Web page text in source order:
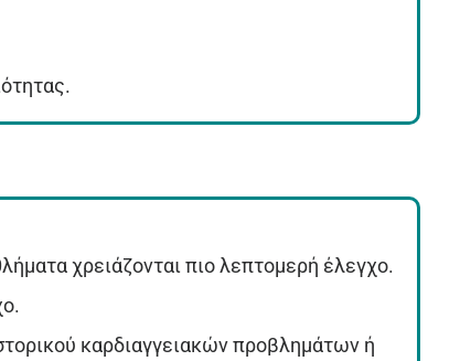
χρειάζονται πιο λεπτομερή έλεγχο.
καρδιαγγειακών προβλημάτων ή